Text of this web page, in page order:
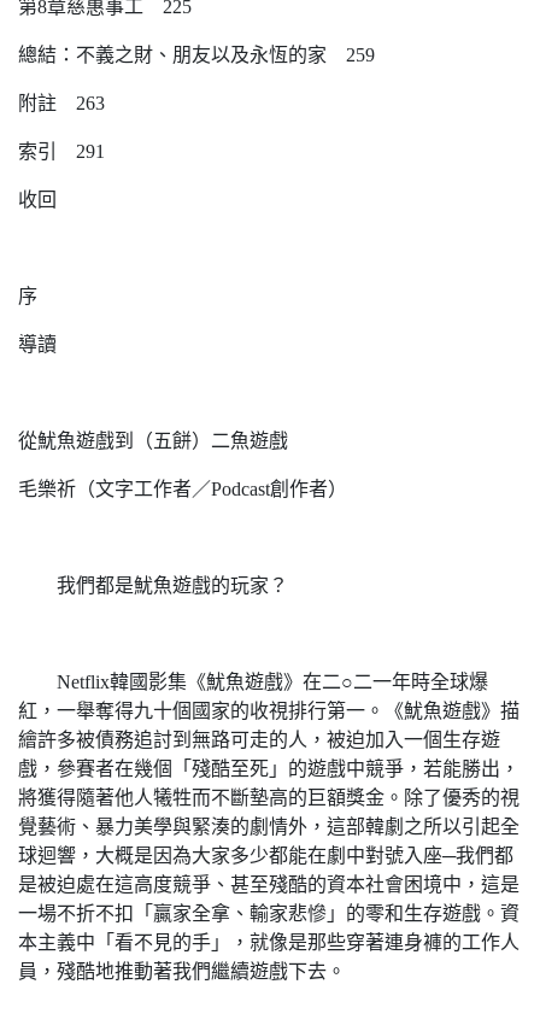
第8章慈惠事工 225
總結：不義之財、朋友以及永恆的家 259
附註 263
索引 291
收回
序
導讀
從魷魚遊戲到（五餅）二魚遊戲
毛樂祈（文字工作者／Podcast創作者）
我們都是魷魚遊戲的玩家？
Netflix韓國影集《魷魚遊戲》在二○二一年時全球爆
紅，一舉奪得九十個國家的收視排行第一。《魷魚遊戲》描
繪許多被債務追討到無路可走的人，被迫加入一個生存遊
戲，參賽者在幾個「殘酷至死」的遊戲中競爭，若能勝出，
將獲得隨著他人犧牲而不斷墊高的巨額獎金。除了優秀的視
覺藝術、暴力美學與緊湊的劇情外，這部韓劇之所以引起全
球迴響，大概是因為大家多少都能在劇中對號入座─我們都
是被迫處在這高度競爭、甚至殘酷的資本社會困境中，這是
一場不折不扣「贏家全拿、輸家悲慘」的零和生存遊戲。資
本主義中「看不見的手」，就像是那些穿著連身褲的工作人
員，殘酷地推動著我們繼續遊戲下去。